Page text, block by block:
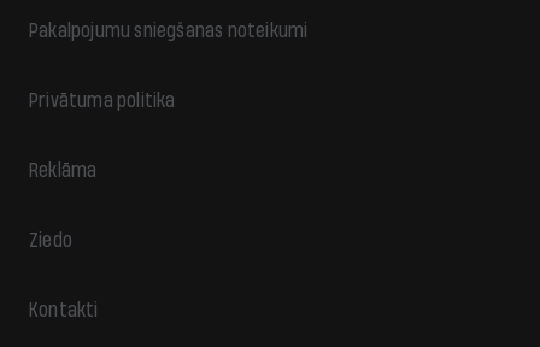
Pakalpojumu sniegšanas noteikumi
Privātuma politika
Reklāma
Ziedo
Kontakti